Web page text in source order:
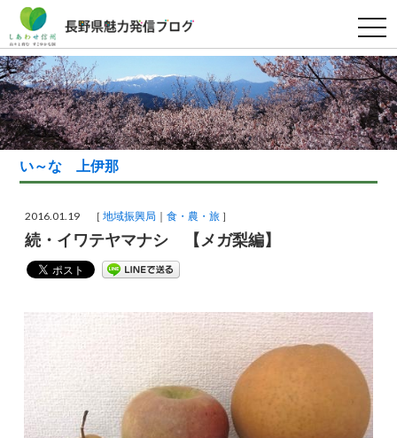
t
o
g
g
l
e
n
a
v
i
t
い～な 上伊那
2016.01.19 ［地域振興局 食・農・旅 ］
続・イワテヤマナシ 【メガ梨編】